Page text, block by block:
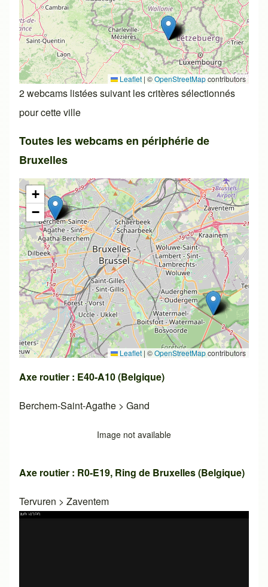
Leaflet | ©OpenStreetMapcontributors
2 webcams listées suivant les critères sélectionnés
pour cette ville
Toutes les webcams en périphérie de
Bruxelles
+
−
Leaflet | ©OpenStreetMapcontributors
Axe routier : E40-A10 (Belgique)
Berchem-Saint-Agathe > Gand
Image not available
Axe routier : R0-E19, Ring de Bruxelles (Belgique)
Tervuren > Zaventem